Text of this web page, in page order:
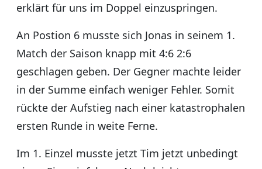
erklärt für uns im Doppel einzuspringen.
An Postion 6 musste sich Jonas in seinem 1.
Match der Saison knapp mit 4:6 2:6
geschlagen geben. Der Gegner machte leider
in der Summe einfach weniger Fehler. Somit
rückte der Aufstieg nach einer katastrophalen
ersten Runde in weite Ferne.
Im 1. Einzel musste jetzt Tim jetzt unbedingt